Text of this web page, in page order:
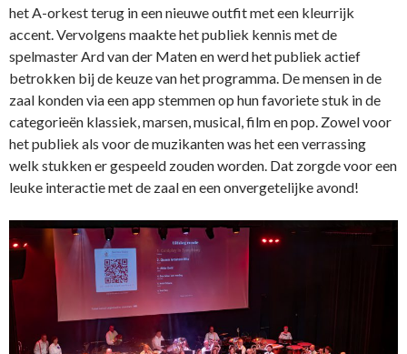
het A-orkest terug in een nieuwe outfit met een kleurrijk
accent. Vervolgens maakte het publiek kennis met de
spelmaster Ard van der Maten en werd het publiek actief
betrokken bij de keuze van het programma. De mensen in de
zaal konden via een app stemmen op hun favoriete stuk in de
categorieën klassiek, marsen, musical, film en pop. Zowel voor
het publiek als voor de muzikanten was het een verrassing
welk stukken er gespeeld zouden worden. Dat zorgde voor een
leuke interactie met de zaal en een onvergetelijke avond!